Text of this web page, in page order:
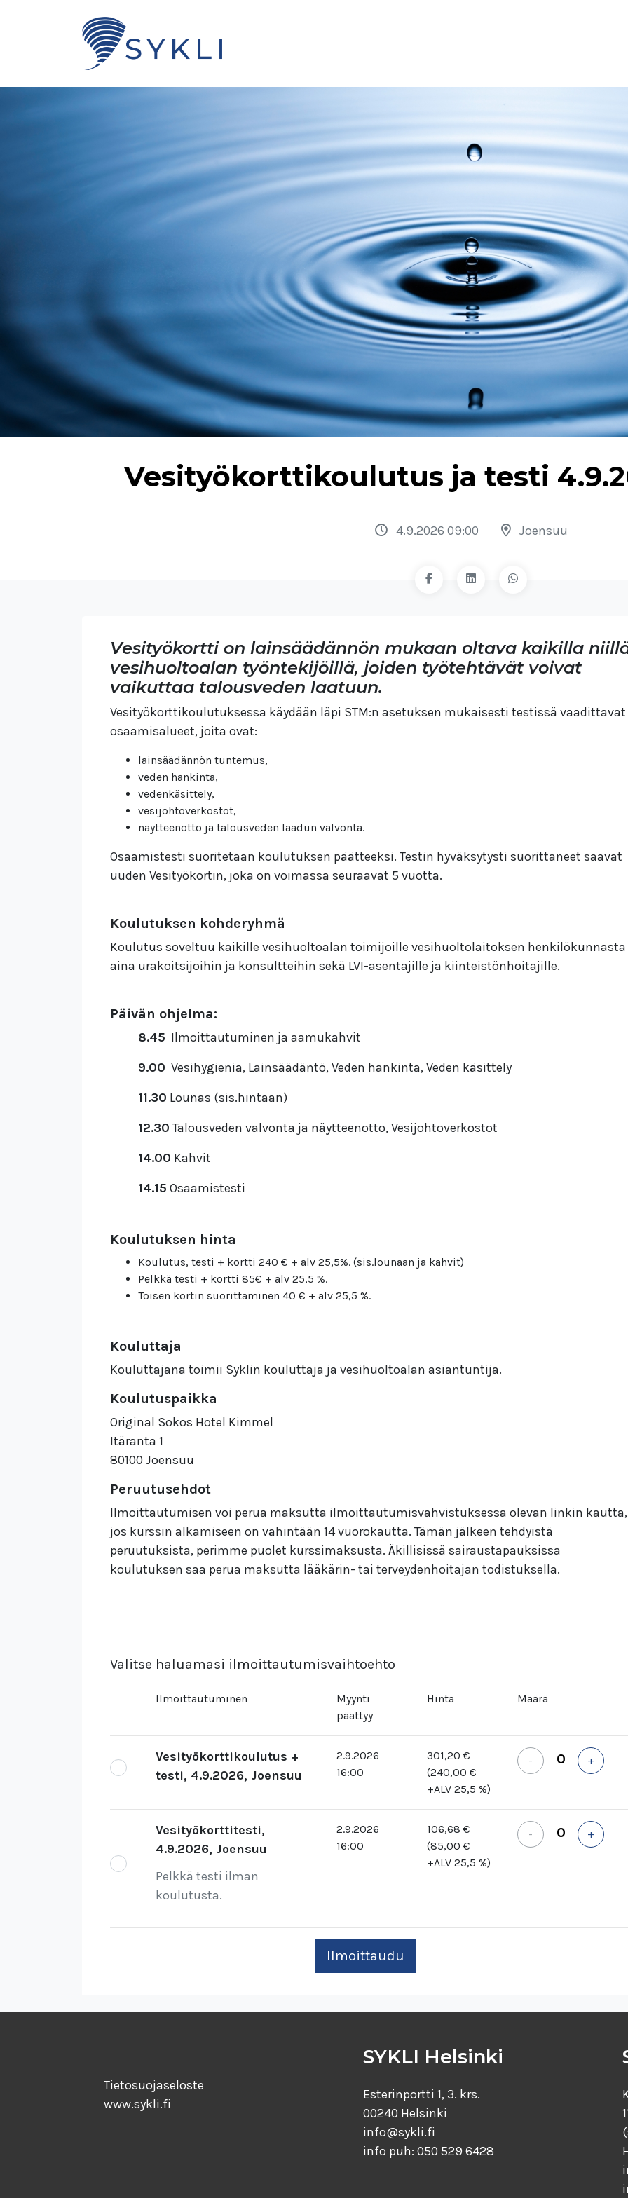
Vesityökorttikoulutus ja testi
4.9.2026 09:00 Joensuu
Vesityökortti on lainsäädännön mukaan oltava kaikilla
vesihuoltoalan työntekijöillä, joiden työtehtävät voivat
vaikuttaa talousveden laatuun.
Vesityökorttikoulutuksessa käydään läpi STM:n asetuksen mukaisesti testissä vaadittavat
osaamisalueet, joita ovat:
lainsäädännön tuntemus,
veden hankinta,
vedenkäsittely,
vesijohtoverkostot,
näytteenotto ja talousveden laadun valvonta.
Osaamistesti suoritetaan koulutuksen päätteeksi. Testin hyväksytysti suorittaneet saavat
uuden Vesityökortin, joka on voimassa seuraavat 5 vuotta.
Koulutuksen kohderyhmä
Koulutus soveltuu kaikille vesihuoltoalan toimijoille vesihuoltolaitoksen henkilökunnasta
aina urakoitsijoihin ja konsultteihin sekä LVI-asentajille ja kiinteistönhoitajille.
Päivän ohjelma:
8.45 Ilmoittautuminen ja aamukahvit
9.00 Vesihygienia, Lainsäädäntö, Veden hankinta, Veden käsittely
11.30 Lounas (sis.hintaan)
12.30 Talousveden valvonta ja näytteenotto, Vesijohtoverkostot
14.00 Kahvit
14.15 Osaamistesti
Koulutuksen hinta
Koulutus, testi + kortti 240 € + alv 25,5%. (sis.lounaan ja kahvit)
Pelkkä testi + kortti 85€ + alv 25,5 %.
Toisen kortin suorittaminen 40 € + alv 25,5 %.
Kouluttaja
Kouluttajana toimii Syklin kouluttaja ja vesihuoltoalan asiantuntija.
Koulutuspaikka
Original Sokos Hotel Kimmel
Itäranta 1
80100 Joensuu
Peruutusehdot
Ilmoittautumisen voi perua maksutta ilmoittautumisvahvistuksessa olevan linkin kautta,
jos kurssin alkamiseen on vähintään 14 vuorokautta. Tämän jälkeen tehdyistä
peruutuksista, perimme puolet kurssimaksusta. Äkillisissä sairaustapauksissa
koulutuksen saa perua maksutta lääkärin- tai terveydenhoitajan todistuksella.
Valitse haluamasi ilmoittautumisvaihtoehto
Ilmoittautuminen
Myynti
päättyy
Hinta Määrä
Vesityökorttikoulutus +
testi, 4.9.2026, Joensuu
2.9.2026
16:00
301,20 €
(240,00 €
+ALV 25,5 %)
- +
Vesityökorttitesti,
4.9.2026, Joensuu
Pelkkä testi ilman
koulutusta.
2.9.2026
16:00
106,68 €
(85,00 €
+ALV 25,5 %)
- +
Tietosuojaseloste
www.sykli.fi
SYKLI Helsinki
Esterinportti 1, 3. krs.
00240 Helsinki
info@sykli.fi
info puh: 050 529 6428